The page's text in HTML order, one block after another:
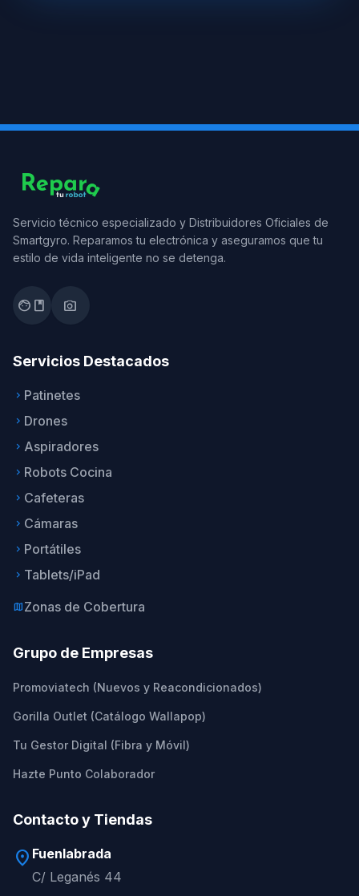
Servicio técnico especializado y Distribuidores Oficiales de
Smartgyro. Reparamos tu electrónica y aseguramos que tu
estilo de vida inteligente no se detenga.
facebook photo_camera
Servicios Destacados
keyboard_arrow_right Patinetes
keyboard_arrow_right Drones
keyboard_arrow_right Aspiradores
keyboard_arrow_right Robots Cocina
keyboard_arrow_right Cafeteras
keyboard_arrow_right Cámaras
keyboard_arrow_right Portátiles
keyboard_arrow_right Tablets/iPad
mapZonas de Cobertura
Grupo de Empresas
Promoviatech (Nuevos y Reacondicionados)
Gorilla Outlet (Catálogo Wallapop)
Tu Gestor Digital (Fibra y Móvil)
Hazte Punto Colaborador
Contacto y Tiendas
location_on Fuenlabrada
C/ Leganés 44